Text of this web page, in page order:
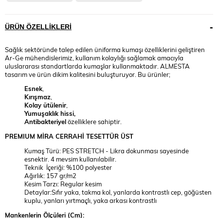
ÜRÜN ÖZELLIKLERI
Sağlık sektöründe talep edilen üniforma kumaşı özelliklerini geliştiren
Ar-Ge mühendislerimiz, kullanım kolaylığı sağlamak amacıyla
uluslararası standartlarda kumaşlar kullanmaktadır. ALMESTA
tasarım ve ürün dikim kalitesini buluşturuyor. Bu ürünler;
Esnek,
Kırışmaz,
Kolay ütülenir,
Yumuşaklık hissi,
Antibakteriyelözelliklere sahiptir.
PREMIUM MİRA CERRAHİ TESETTÜR ÜST
Kumaş Türü: PES STRETCH - Likra dokunması sayesinde
esnektir. 4 mevsim kullanılabilir.
Teknik İçeriği: %100 polyester
Ağırlık: 157 gr/m2
Kesim Tarzı: Regular kesim
Detaylar:Sıfır yaka, takma kol, yanlarda kontrastlı cep, göğüsten
kuplu, yanları yırtmaçlı, yaka arkası kontrastlı
Mankenlerin Ölçüleri (Cm):